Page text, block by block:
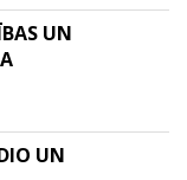
UN
UN